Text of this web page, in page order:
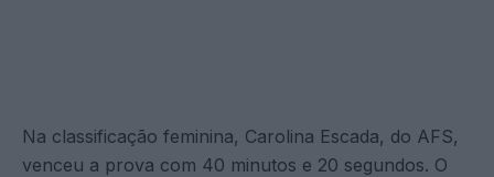
Na classificação feminina, Carolina Escada, do AFS,
venceu a prova com 40 minutos e 20 segundos. O